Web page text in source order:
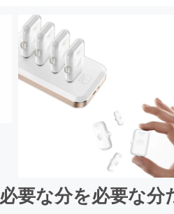
必要な分を必要な分